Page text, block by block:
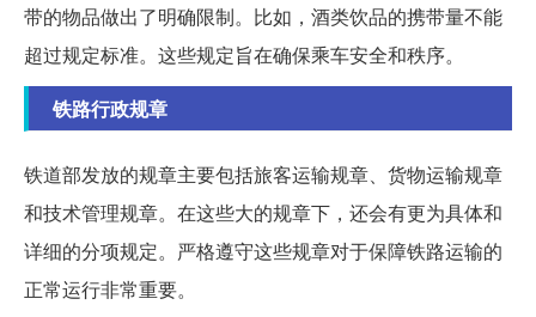
带的物品做出了明确限制。比如，酒类饮品的携带量不能
超过规定标准。这些规定旨在确保乘车安全和秩序。
铁路行政规章
铁道部发放的规章主要包括旅客运输规章、货物运输规章
和技术管理规章。在这些大的规章下，还会有更为具体和
详细的分项规定。严格遵守这些规章对于保障铁路运输的
正常运行非常重要。